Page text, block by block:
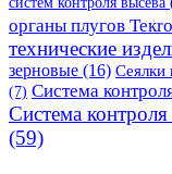
органы плугов
технические
зерновые (16) Сеялки
(7) Система
Система
(59)